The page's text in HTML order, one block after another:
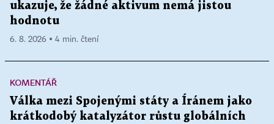
ukazuje, že žádné aktivum nemá jistou
hodnotu
6. 8. 2026 ▪ 4 min. čtení
KOMENTÁŘ
Válka mezi Spojenými státy a Íránem jako
krátkodobý katalyzátor růstu globálních